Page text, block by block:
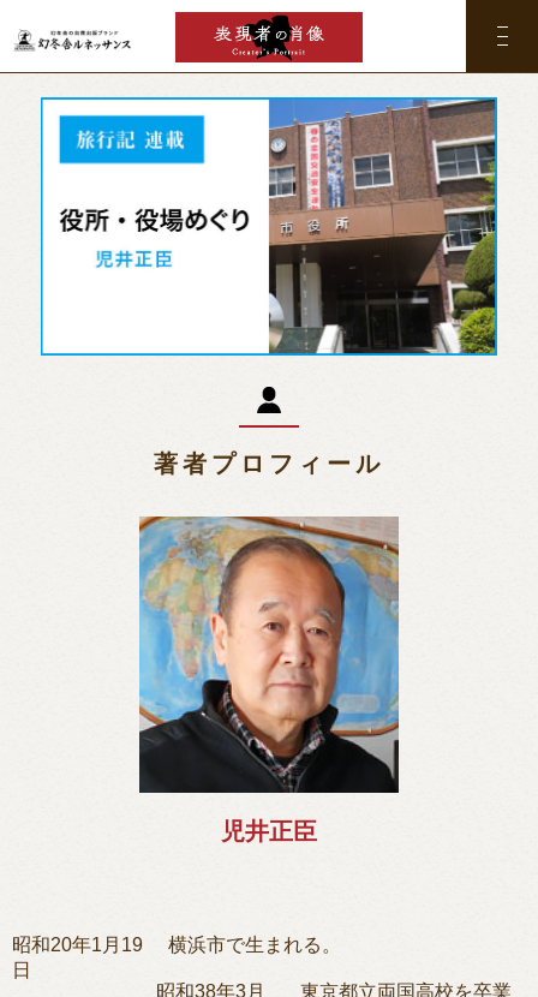
著者プロフィール
児井正臣
昭和20年1月19
日
横浜市で生まれる。
昭和38年3月 東京都立両国高校を卒業